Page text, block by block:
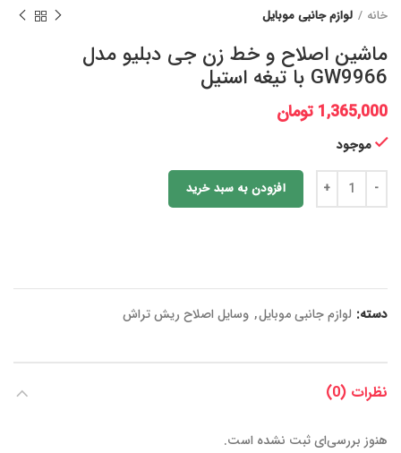
خانه لوازم جانبی موبایل
ماشین اصلاح و خط زن جی دبلیو مدل
GW9966 با تیغه استیل
1,365,000 تومان
موجود
افزودن به سبد خرید
دسته: لوازم جانبی موبایل, وسایل اصلاح ریش تراش
نظرات (0)
هنوز بررسی‌ای ثبت نشده است.